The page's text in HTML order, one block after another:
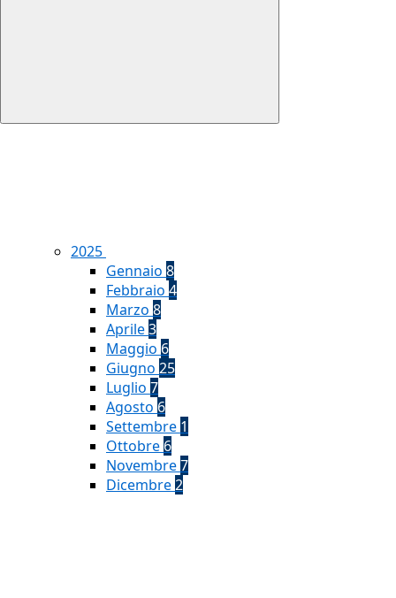
2025
Gennaio 8
Febbraio 4
Marzo 8
Aprile3
Maggio 6
Giugno 25
Luglio 7
Agosto 6
Settembre 1
Ottobre 6
Novembre7
Dicembre2